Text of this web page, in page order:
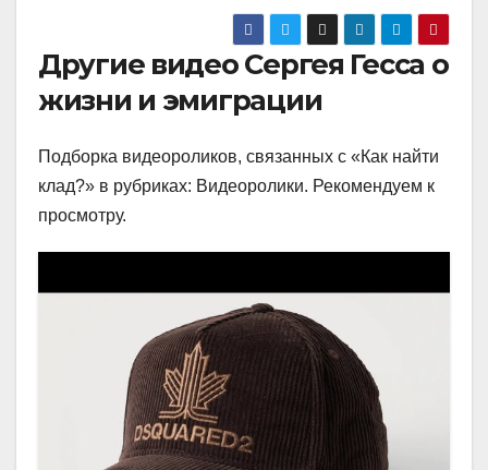
Другие видео Сергея Гесса о
жизни и эмиграции
Подборка видеороликов, связанных с «Как найти
клад?» в рубриках: Видеоролики. Рекомендуем к
просмотру.